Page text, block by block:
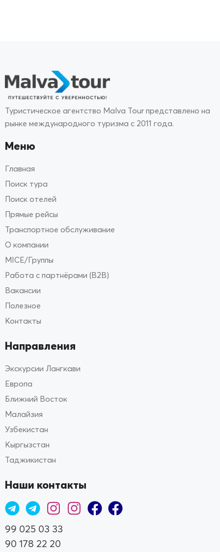
Туристическое агентство Malva Tour представлено на
рынке международного туризма с 2011 года.
Меню
Главная
Поиск тура
Поиск отелей
Прямые рейсы
Транспортное обслуживание
О компании
MICE/Группы
Работа с партнёрами (B2B)
Вакансии
Полезное
Контакты
Направления
Экскурсии Лангкави
Европа
Ближний Восток
Малайзия
Узбекистан
Кыргызстан
Таджикистан
Наши контакты
99 025 03 33
90 178 22 20